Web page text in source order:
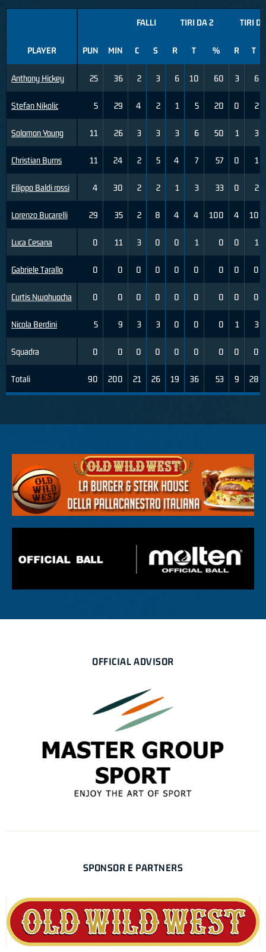
PLAYER
Anthony Hickey
Stefan Nikolic
Solomon Young
Christian Burns
Filippo Baldi rossi
Lorenzo Bucarelli
Luca Cesana
Gabriele Tarallo
Curtis Nwohuocha
Nicola Berdini
Squadra
Totali
FALLI TIRI DA 2 TIRI
PUN MIN C S R T % R T
25 36 2 3 6 10 60 3 6
5 29 4 2 1 5 20 0 2
11 26 3 3 3 6 50 1 3
11 24 2 5 4 7 57 0 1
4 30 2 2 1 3 33 0 2
29 35 2 8 4 4 100 4 10
0 11 3 0 0 1 0 0 1
0 0 0 0 0 0 0 0 0
0 0 0 0 0 0 0 0 0
5 9 3 3 0 0 0 1 3
0 0 0 0 0 0 0 0 0
90 200 21 26 19 36 53 9 28
OFFICIAL ADVISOR
SPONSOR E PARTNERS